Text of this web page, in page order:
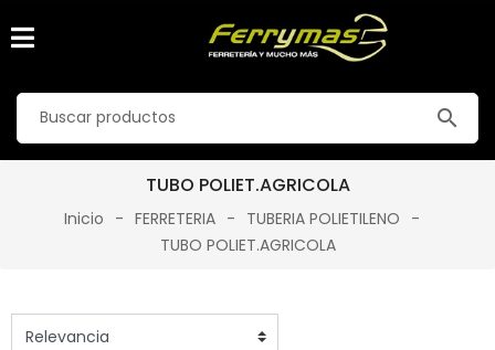
search
TUBO POLIET.AGRICOLA
Inicio FERRETERIA
TUBERIA POLIETILENO
TUBO POLIET.AGRICOLA